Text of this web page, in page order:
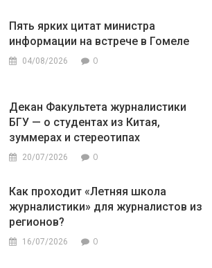
Пять ярких цитат министра
информации на встрече в Гомеле
04/08/2026 0
Декан Факультета журналистики
БГУ — о студентах из Китая,
зуммерах и стереотипах
20/07/2026 0
Как проходит «Летняя школа
журналистики» для журналистов из
регионов?
16/07/2026 0